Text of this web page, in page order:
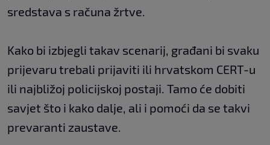
sredstava s računa žrtve.
Kako bi izbjegli takav scenarij, građani bi svaku
prijevaru trebali prijaviti ili hrvatskom CERT-u
ili najbližoj policijskoj postaji. Tamo će dobiti
savjet što i kako dalje, ali i pomoći da se takvi
prevaranti zaustave.